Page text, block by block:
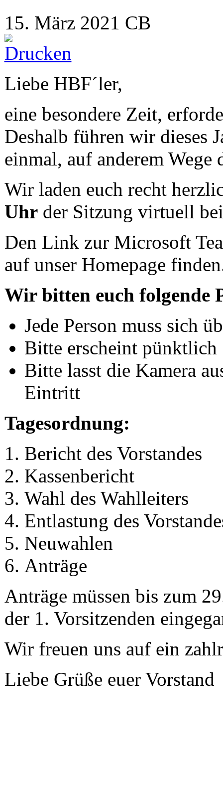
15. März 2021 CB
Liebe HBF´ler,
eine besondere Zeit,
Deshalb führen wir dieses
einmal, auf anderem Wege
Wir laden euch recht
Uhrder Sitzung virtuell
Den Link zur Microsoft
auf unser Homepage
Wir bitten euch folgende
Jede Person muss sich
Bitte erscheint pünktlich
Bitte lasst die Kamera
Eintritt
Tagesordnung:
Bericht des Vorstandes
Kassenbericht
Wahl des Wahlleiters
Entlastung des
Neuwahlen
Anträge
Anträge müssen bis zum
der 1. Vorsitzenden
Wir freuen uns auf ein
Liebe Grüße euer Vorstand